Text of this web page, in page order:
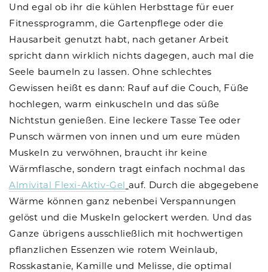
Und egal ob ihr die kühlen Herbsttage für euer
Fitnessprogramm, die Gartenpflege oder die
Hausarbeit genutzt habt, nach getaner Arbeit
spricht dann wirklich nichts dagegen, auch mal die
Seele baumeln zu lassen. Ohne schlechtes
Gewissen heißt es dann: Rauf auf die Couch, Füße
hochlegen, warm einkuscheln und das süße
Nichtstun genießen. Eine leckere Tasse Tee oder
Punsch wärmen von innen und um eure müden
Muskeln zu verwöhnen, braucht ihr keine
Wärmflasche, sondern tragt einfach nochmal das
Almivital Flexi-Aktiv-Gel auf. Durch die abgegebene
Wärme können ganz nebenbei Verspannungen
gelöst und die Muskeln gelockert werden. Und das
Ganze übrigens ausschließlich mit hochwertigen
pflanzlichen Essenzen wie rotem Weinlaub,
Rosskastanie, Kamille und Melisse, die optimal